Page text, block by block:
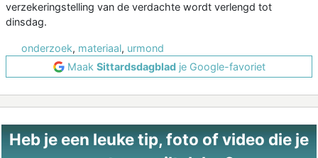
verzekeringstelling van de verdachte wordt verlengd tot
dinsdag.
onderzoek, materiaal, urmond
Maak Sittardsdagbladje Google-favoriet
Heb je een leuke tip, foto of video die je